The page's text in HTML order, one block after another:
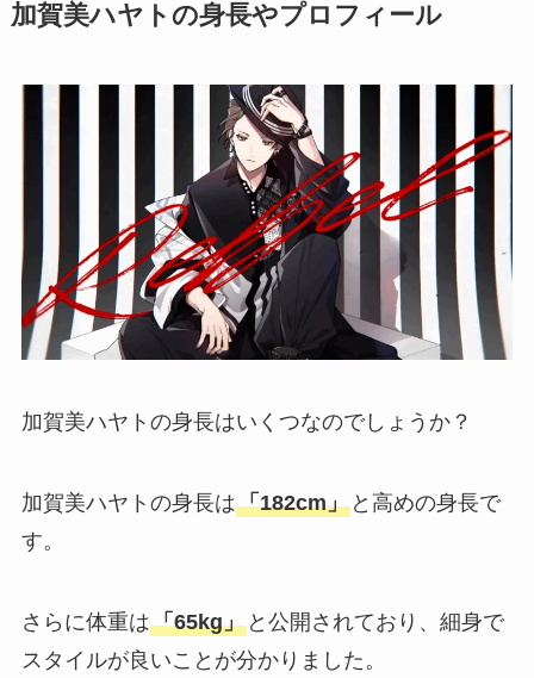
加賀美ハヤトの身長やプロフィール
加賀美ハヤトの身長はいくつなのでしょうか？
加賀美ハヤトの身長は「182cm」と高めの身長で
す。
さらに体重は「65kg」と公開されており、細身で
スタイルが良いことが分かりました。